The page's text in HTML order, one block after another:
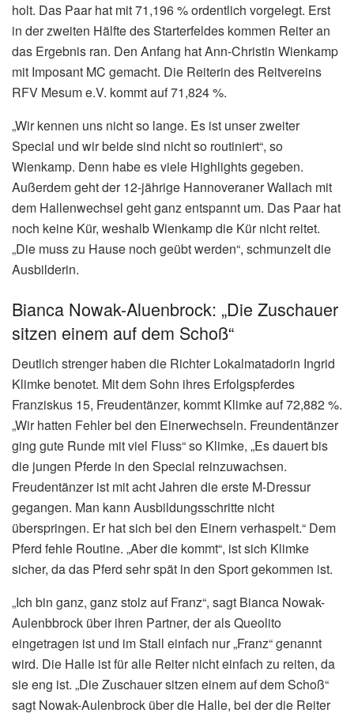
holt. Das Paar hat mit 71,196 % ordentlich vorgelegt. Erst
in der zweiten Hälfte des Starterfeldes kommen Reiter an
das Ergebnis ran. Den Anfang hat Ann-Christin Wienkamp
mit Imposant MC gemacht. Die Reiterin des Reitvereins
RFV Mesum e.V. kommt auf 71,824 %.
„Wir kennen uns nicht so lange. Es ist unser zweiter
Special und wir beide sind nicht so routiniert“, so
Wienkamp. Denn habe es viele Highlights gegeben.
Außerdem geht der 12-jährige Hannoveraner Wallach mit
dem Hallenwechsel geht ganz entspannt um. Das Paar hat
noch keine Kür, weshalb Wienkamp die Kür nicht reitet.
„Die muss zu Hause noch geübt werden“, schmunzelt die
Ausbilderin.
Bianca Nowak-Aluenbrock: „Die Zuschauer
sitzen einem auf dem Schoß“
Deutlich strenger haben die Richter Lokalmatadorin Ingrid
Klimke benotet. Mit dem Sohn ihres Erfolgspferdes
Franziskus 15, Freudentänzer, kommt Klimke auf 72,882 %.
„Wir hatten Fehler bei den Einerwechseln. Freundentänzer
ging gute Runde mit viel Fluss“ so Klimke, „Es dauert bis
die jungen Pferde in den Special reinzuwachsen.
Freudentänzer ist mit acht Jahren die erste M-Dressur
gegangen. Man kann Ausbildungsschritte nicht
überspringen. Er hat sich bei den Einern verhaspelt.“ Dem
Pferd fehle Routine. „Aber die kommt“, ist sich Klimke
sicher, da das Pferd sehr spät in den Sport gekommen ist.
„Ich bin ganz, ganz stolz auf Franz“, sagt Bianca Nowak-
Aulenbbrock über ihren Partner, der als Queolito
eingetragen ist und im Stall einfach nur „Franz“ genannt
wird. Die Halle ist für alle Reiter nicht einfach zu reiten, da
sie eng ist. „Die Zuschauer sitzen einem auf dem Schoß“
sagt Nowak-Aulenbrock über die Halle, bei der die Reiter